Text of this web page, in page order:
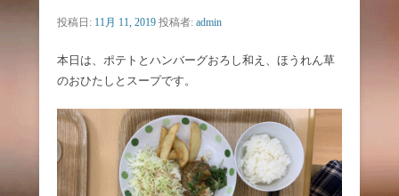
投稿日: 11月 11, 2019 投稿者: admin
本日は、ポテトとハンバーグおろし和え、ほうれん草
のおひたしとスープです。